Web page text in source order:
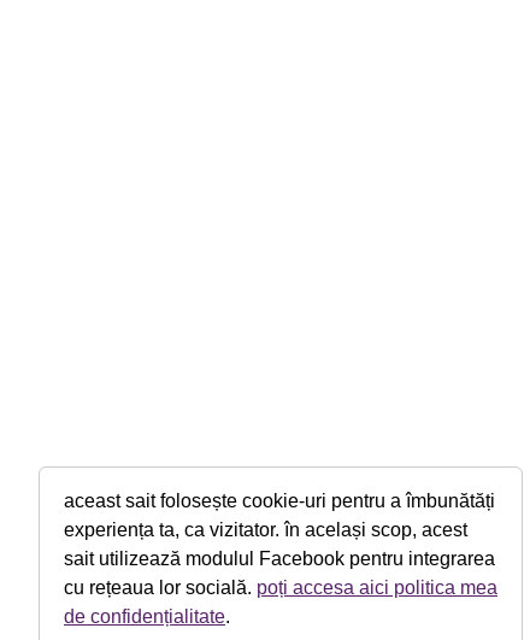
aceast sait folosește cookie-uri pentru a îmbunătăți
experiența ta, ca vizitator. în același scop, acest
sait utilizează modulul Facebook pentru integrarea
cu rețeaua lor socială. poți accesa aici politica mea
de confidențialitate.